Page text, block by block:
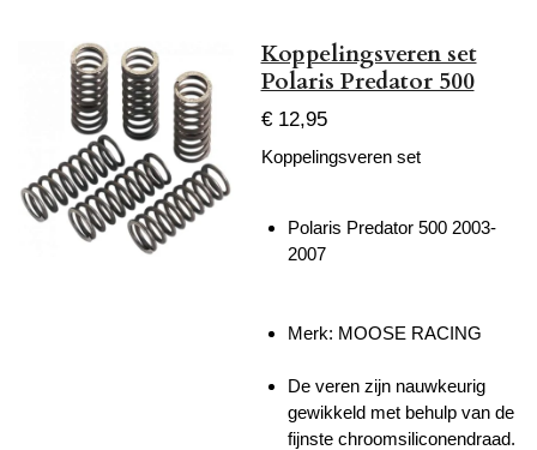
Koppelingsveren set
Polaris Predator 500
€ 12,95
Koppelingsveren set
Polaris Predator 500 2003-
2007
Merk: MOOSE RACING
De veren zijn nauwkeurig
gewikkeld met behulp van de
fijnste chroomsiliconendraad.